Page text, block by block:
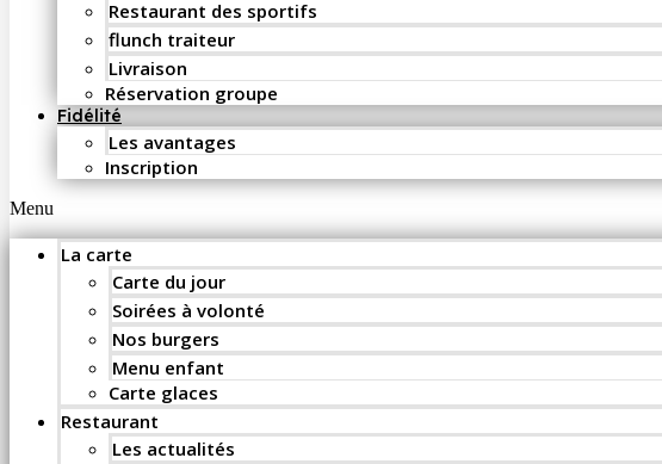
Restaurant des sportifs
flunch traiteur
Livraison
Réservation groupe
Fidélité
Les avantages
Inscription
Menu
La carte
Carte du jour
Soirées à volonté
Nos burgers
Menu enfant
Carte glaces
Restaurant
Les actualités